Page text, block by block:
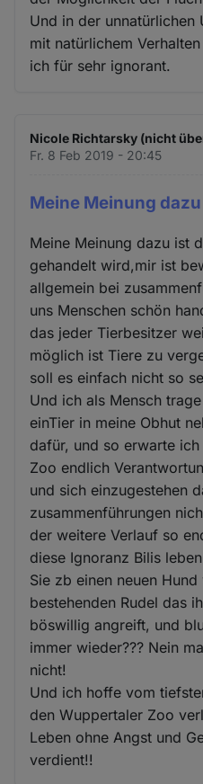
Und in der unnatürlichen
mit natürlichem
ich für sehr ignorant.
Nicole Richtarsky (nicht
Fr. 8 Feb 2019 - 20:45
Meine Meinung
Meine Meinung dazu ist
gehandelt wird,mir ist
allgemein bei
uns Menschen schön
das jeder Tierbesitzer
möglich ist Tiere zu
soll es einfach nicht so
Und ich als Mensch
einTier in meine Obhut
dafür, und so erwarte
Zoo endlich
und sich einzugestehen
zusammenführungen
der weitere Verlauf so
diese Ignoranz Bilis
Sie zb einen neuen
bestehenden Rudel das
böswillig angreift, und
immer wieder??? Nein
nicht!
Und ich hoffe vom
den Wuppertaler Zoo
Leben ohne Angst und
verdient!!